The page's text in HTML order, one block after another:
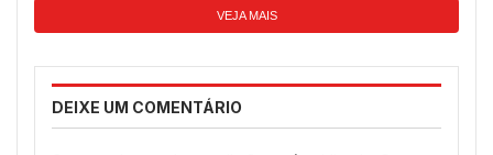
VEJA MAIS
DEIXE UM COMENTÁRIO